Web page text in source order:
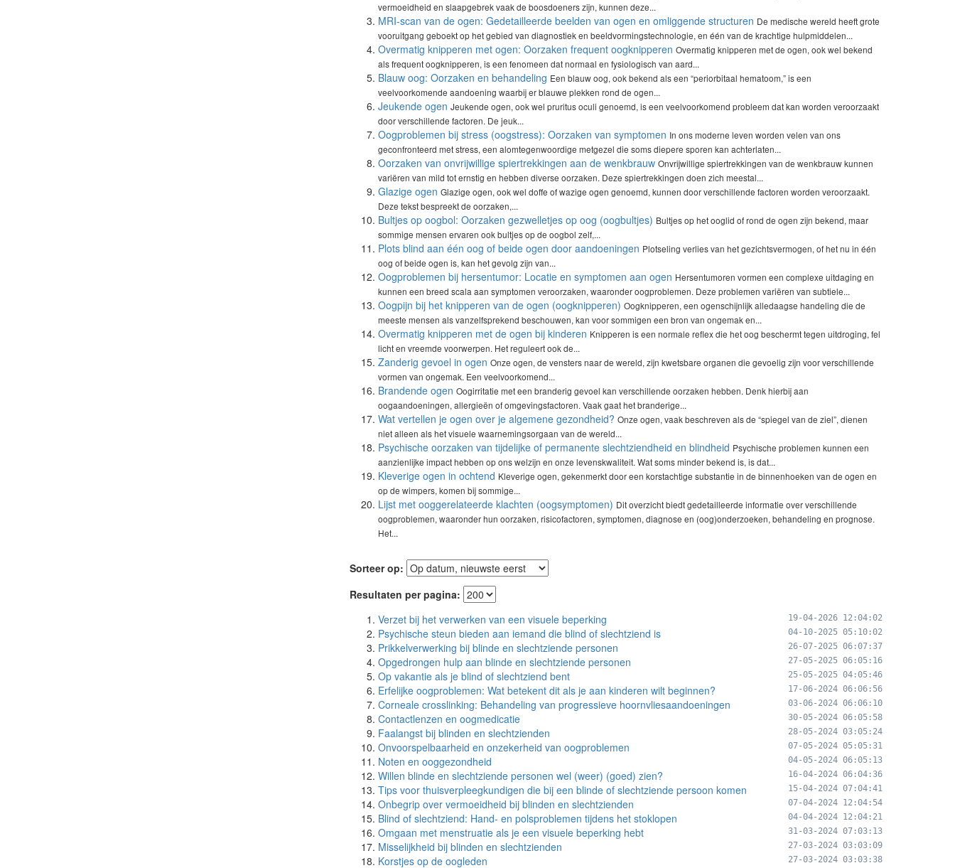
vermoeidheid en slaapgebrek vaak de boosdoeners zijn, kunnen deze...
MRI-scan van de ogen: Gedetailleerde beelden van ogen en omliggende structuren De medische wereld heeft grote
vooruitgang geboekt op het gebied van diagnostiek en beeldvormingstechnologie, en één van de krachtige hulpmiddelen...
Overmatig knipperen met ogen: Oorzaken frequent oogknipperen Overmatig knipperen met de ogen, ook wel bekend
als frequent oogknipperen, is een fenomeen dat normaal en fysiologisch van aard...
Blauw oog: Oorzaken en behandeling Een blauw oog, ook bekend als een “periorbitaal hematoom,” is een
veelvoorkomende aandoening waarbij er blauwe plekken rond de ogen...
Jeukende ogen Jeukende ogen, ook wel pruritus oculi genoemd, is een veelvoorkomend probleem dat kan worden veroorzaakt
door verschillende factoren. De jeuk...
Oogproblemen bij stress (oogstress): Oorzaken van symptomen In ons moderne leven worden velen van ons
geconfronteerd met stress, een alomtegenwoordige metgezel die soms diepere sporen kan achterlaten...
Oorzaken van onvrijwillige spiertrekkingen aan de wenkbrauw Onvrijwillige spiertrekkingen van de wenkbrauw kunnen
variëren van mild tot ernstig en hebben diverse oorzaken. Deze spiertrekkingen doen zich meestal...
Glazige ogen Glazige ogen, ook wel doffe of wazige ogen genoemd, kunnen door verschillende factoren worden veroorzaakt.
Deze tekst bespreekt de oorzaken,...
Bultjes op oogbol: Oorzaken gezwelletjes op oog (oogbultjes) Bultjes op het ooglid of rond de ogen zijn bekend, maar
sommige mensen ervaren ook bultjes op de oogbol zelf,...
Plots blind aan één oog of beide ogen door aandoeningen Plotseling verlies van het gezichtsvermogen, of het nu in één
oog of beide ogen is, kan het gevolg zijn van...
Oogproblemen bij hersentumor: Locatie en symptomen aan ogen Hersentumoren vormen een complexe uitdaging en
kunnen een breed scala aan symptomen veroorzaken, waaronder oogproblemen. Deze problemen variëren van subtiele...
Oogpijn bij het knipperen van de ogen (oogknipperen) Oogknipperen, een ogenschijnlijk alledaagse handeling die de
meeste mensen als vanzelfsprekend beschouwen, kan voor sommigen een bron van ongemak en...
Overmatig knipperen met de ogen bij kinderen Knipperen is een normale reflex die het oog beschermt tegen uitdroging, fel
licht en vreemde voorwerpen. Het reguleert ook de...
Zanderig gevoel in ogen Onze ogen, de vensters naar de wereld, zijn kwetsbare organen die gevoelig zijn voor verschillende
vormen van ongemak. Een veelvoorkomend...
Brandende ogen Oogirritatie met een branderig gevoel kan verschillende oorzaken hebben. Denk hierbij aan
oogaandoeningen, allergieën of omgevingsfactoren. Vaak gaat het branderige...
Wat vertellen je ogen over je algemene gezondheid? Onze ogen, vaak beschreven als de “spiegel van de ziel”, dienen
niet alleen als het visuele waarnemingsorgaan van de wereld...
Psychische oorzaken van tijdelijke of permanente slechtziendheid en blindheid Psychische problemen kunnen een
aanzienlijke impact hebben op ons welzijn en onze levenskwaliteit. Wat soms minder bekend is, is dat...
Kleverige ogen in ochtend Kleverige ogen, gekenmerkt door een korstachtige substantie in de binnenhoeken van de ogen en
op de wimpers, komen bij sommige...
Lijst met ooggerelateerde klachten (oogsymptomen) Dit overzicht biedt gedetailleerde informatie over verschillende
oogproblemen, waaronder hun oorzaken, risicofactoren, symptomen, diagnose en (oog)onderzoeken, behandeling en prognose.
Het...
Sorteer op:
Resultaten per pagina:
Verzet bij het verwerken van een visuele beperking
19-04-2026 12:04:02
Psychische steun bieden aan iemand die blind of slechtziend is 04-10-2025 05:10:02
Prikkelverwerking bij blinde en slechtziende personen 26-07-2025 06:07:37
Opgedrongen hulp aan blinde en slechtziende personen 27-05-2025 06:05:16
Op vakantie als je blind of slechtziend bent 25-05-2025 04:05:46
Erfelijke oogproblemen: Wat betekent dit als je aan kinderen wilt beginnen? 17-06-2024 06:06:56
Corneale crosslinking: Behandeling van progressieve hoornvliesaandoeningen 03-06-2024 06:06:10
Contactlenzen en oogmedicatie 30-05-2024 06:05:58
Faalangst bij blinden en slechtzienden 28-05-2024 03:05:24
Onvoorspelbaarheid en onzekerheid van oogproblemen 07-05-2024 05:05:31
Noten en ooggezondheid 04-05-2024 06:05:13
Willen blinde en slechtziende personen wel (weer) (goed) zien? 16-04-2024 06:04:36
Tips voor thuisverpleegkundigen die bij een blinde of slechtziende persoon komen 15-04-2024 07:04:41
Onbegrip over vermoeidheid bij blinden en slechtzienden 07-04-2024 12:04:54
Blind of slechtziend: Hand- en polsproblemen tijdens het stoklopen 04-04-2024 12:04:21
Omgaan met menstruatie als je een visuele beperking hebt 31-03-2024 07:03:13
Misselijkheid bij blinden en slechtzienden 27-03-2024 03:03:09
Korstjes op de oogleden 27-03-2024 03:03:38